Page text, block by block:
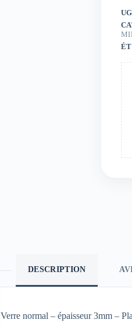
DESCRIPTION
Verre normal – épaisseur 3mm –